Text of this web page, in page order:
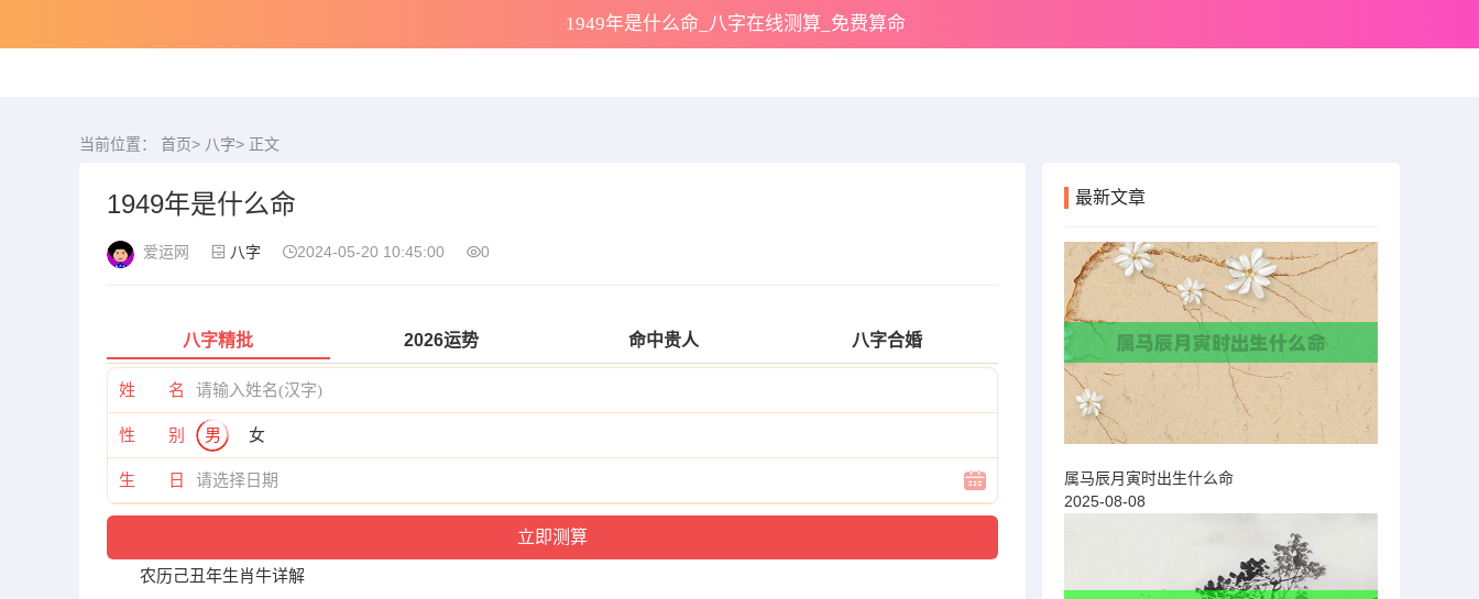
1949年是什么命_八字在线测算_免费算命
当前位置： 首页> 八字> 正文
1949年是什么命
爱运网 八字 2024-05-20 10:45:00 0
八字精批 2026运势 命中贵人 八字合婚
姓 名
性 别 男 女
生 日
农历己丑年生肖牛详解
最新文章
属马辰月寅时出生什么命
2025-08-08